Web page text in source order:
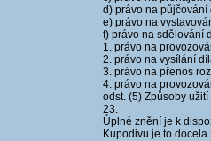
d) právo na
e) právo na
f) právo na sdělování
1. právo na
2. právo na vysílání
3. právo na přenos
4. právo na
odst. (5) Způsoby
23.
Úplné znění je k
Kupodivu je to docela